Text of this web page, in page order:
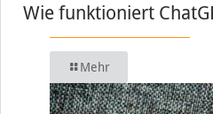
Wie funktioniert
Mehr